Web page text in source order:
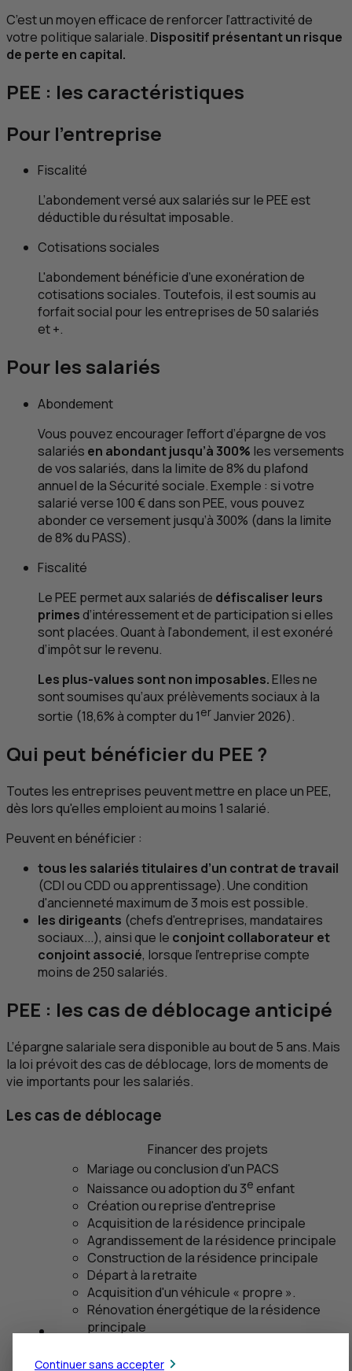
C’est un moyen efficace de renforcer l’attractivité de
votre politique salariale. Dispositif présentant un risque
de perte en capital.
PEE : les caractéristiques
Pour l'entreprise
Fiscalité
L’abondement versé aux salariés sur lePEEest
déductible du résultat imposable.
Cotisations sociales
L'abondement bénéficie d’une exonération de
cotisations sociales. Toutefois, il est soumis au
forfait social pour les entreprises de 50 salariés
et +.
Pour les salariés
Abondement
Vous pouvez encourager l’effort d’épargne de vos
salariés en abondant jusqu’à 300% les versements
de vos salariés, dans la limite de 8% du plafond
annuel de la Sécurité sociale. Exemple : si votre
salarié verse 100 € dans sonPEE, vous pouvez
abonder ce versement jusqu’à 300% (dans la limite
de 8% du PASS).
Fiscalité
LePEE permet aux salariés de défiscaliser leurs
primesd’intéressement et de participation si elles
sont placées. Quant à l’abondement, il est exonéré
d’impôt sur le revenu.
Les plus-values sont non imposables.Elles ne
sont soumises qu’aux prélèvements sociaux à la
sortie (18,6% à compter du 1erJanvier 2026).
Qui peut bénéficier du PEE ?
Toutes les entreprises peuvent mettre en place unPEE,
dès lors qu'elles emploient au moins 1 salarié.
Peuvent en bénéficier :
tous les salariés titulaires d’un contrat de travail
(CDIouCDDou apprentissage). Une condition
d'ancienneté maximum de 3 mois est possible.
les dirigeants (chefs d'entreprises, mandataires
sociaux...), ainsi que le conjoint collaborateur et
conjoint associé, lorsque l'entreprise compte
moins de 250 salariés.
PEE : les cas de déblocage anticipé
L’épargne salariale sera disponible au bout de 5 ans. Mais
la loi prévoit des cas de déblocage, lors de moments de
vie importants pour les salariés.
Les cas de déblocage
Financer des projets
Mariage ou conclusion d'un PACS
Naissance ou adoption du 3e enfant
Création ou reprise d'entreprise
Acquisition de la résidence principale
Agrandissement de la résidence principale
Construction de la résidence principale
Départ à la retraite
Acquisition d'un véhicule « propre ».
Rénovation énergétique de la résidence
principale
Surendettement
Continuer sans accepter